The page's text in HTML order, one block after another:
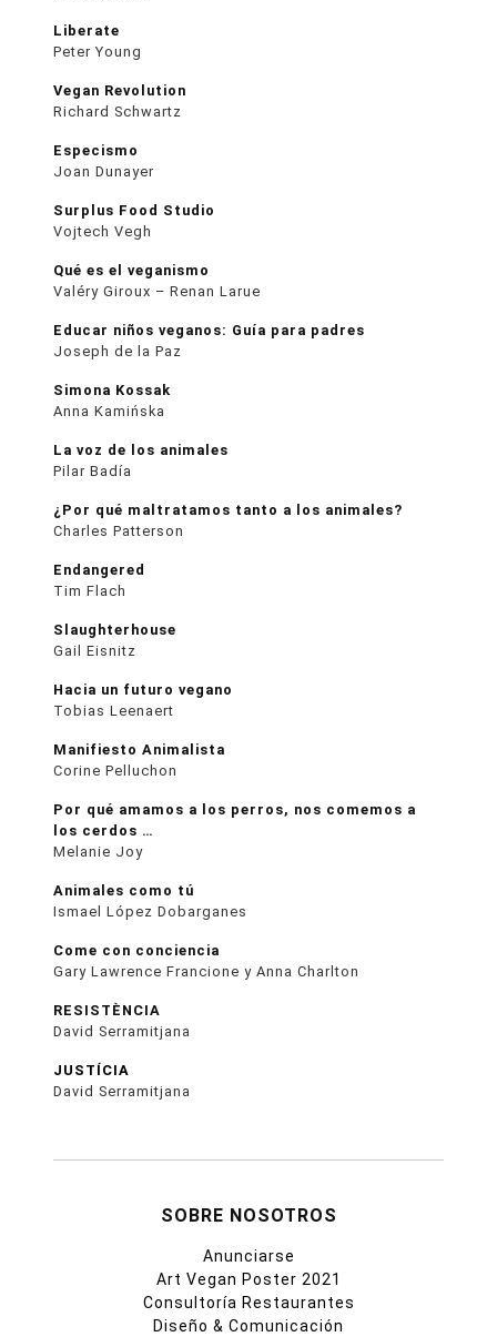
Liberate
Peter Young
Vegan Revolution
Richard Schwartz
Especismo
Joan Dunayer
Surplus Food Studio
Vojtech Vegh
Qué es el veganismo
Valéry Giroux – Renan Larue
Educar niños veganos: Guía para padres
Joseph de la Paz
Simona Kossak
Anna Kamińska
La voz de los animales
Pilar Badía
¿Por qué maltratamos tanto a los animales?
Charles Patterson
Endangered
Tim Flach
Slaughterhouse
Gail Eisnitz
Hacia un futuro vegano
Tobias Leenaert
Manifiesto Animalista
Corine Pelluchon
Por qué amamos a los perros, nos comemos a
los cerdos …
Melanie Joy
Animales como tú
Ismael López Dobarganes
Come con conciencia
Gary Lawrence Francione y Anna Charlton
RESISTÈNCIA
David Serramitjana
JUSTÍCIA
David Serramitjana
SOBRE NOSOTROS
Anunciarse
Art Vegan Poster 2021
Consultoría Restaurantes
Diseño & Comunicación